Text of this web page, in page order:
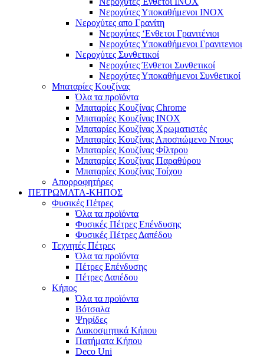
Νεροχύτες Υποκαθήμενοι INOX
Νεροχύτες απο Γρανίτη
Νεροχύτες ‘Ενθετοι Γρανιτένιοι
Νεροχύτες Υποκαθήμενοι Γρανιτενιοι
Νεροχύτες Συνθετικοί
Νεροχύτες Ένθετοι Συνθετικοί
Νεροχύτες Υποκαθήμενοι Συνθετικοί
Μπαταρίες Κουζίνας
Όλα τα προϊόντα
Μπαταρίες Κουζίνας Chrome
Μπαταρίες Κουζίνας INOX
Μπαταρίες Κουζίνας Χρωματιστές
Μπαταρίες Κουζίνας Αποσπώμενο Ντους
Μπαταρίες Κουζίνας Φίλτρου
Μπαταρίες Κουζίνας Παραθύρου
Μπαταρίες Κουζίνας Τοίχου
Απορροφητήρες
ΠΕΤΡΩΜΑΤΑ-ΚΗΠΟΣ
Φυσικές Πέτρες
Όλα τα προϊόντα
Φυσικές Πέτρες Επένδυσης
Φυσικές Πέτρες Δαπέδου
Τεχνητές Πέτρες
Όλα τα προϊόντα
Πέτρες Επένδυσης
Πέτρες Δαπέδου
Κήπος
Όλα τα προϊόντα
Βότσαλα
Ψηφίδες
Διακοσμητικά Κήπου
Πατήματα Κήπου
Deco Uni